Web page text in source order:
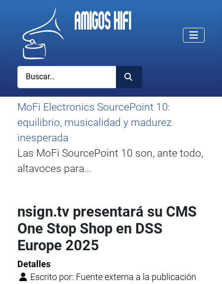
Buscar
MoFi Electronics SourcePoint 10:
equilibrio, musicalidad y madurez
inesperada
Las MoFi SourcePoint 10 son, ante todo,
altavoces para...
nsign.tv presentará su CMS
One Stop Shop en DSS
Europe 2025
Detalles
Escrito por: Fuente externa a la publicación